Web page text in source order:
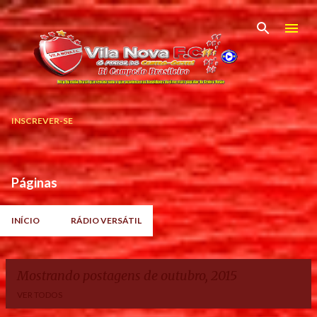
Pular para o conteúdo principal
INSCREVER-SE
Páginas
INÍCIO RÁDIO VERSÁTIL
Mostrando postagens de outubro, 2015
VER TODOS